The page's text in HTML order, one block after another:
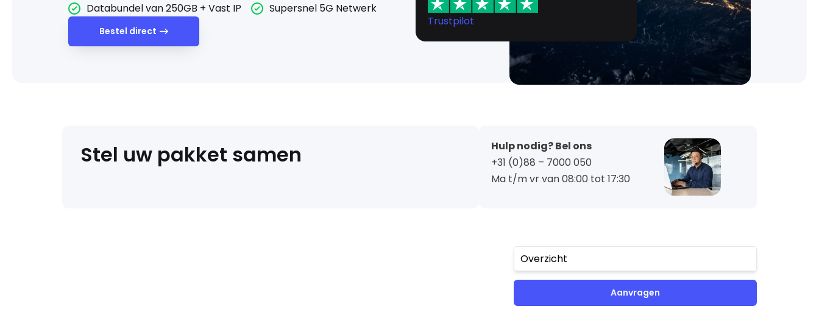
Databundel van 250GB + Vast IP
Supersnel 5G Netwerk
Bestel direct
Trustpilot
Stel uw pakket samen
Hulp nodig? Bel ons
+31 (0)88 – 7000 050
Ma t/m vr van 08:00 tot 17:30
Overzicht
Aanvragen